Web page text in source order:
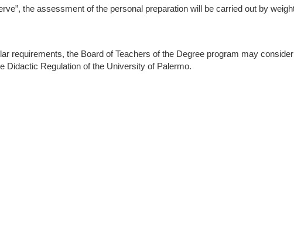
the assessment of the personal preparation will be carried out by
requirements, the Board of Teachers of the Degree program may
Didactic Regulation of the University of Palermo.